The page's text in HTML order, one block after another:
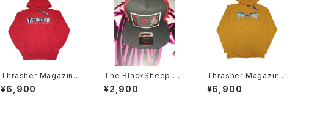
Thrasher Magazine
x Baker Skateboard
s パーカー
¥6,900
The BlackSheep Un
derground メッシュキ
¥2,900
Thrasher Magazine
x Venture Trucks パ
ーカー
¥6,900